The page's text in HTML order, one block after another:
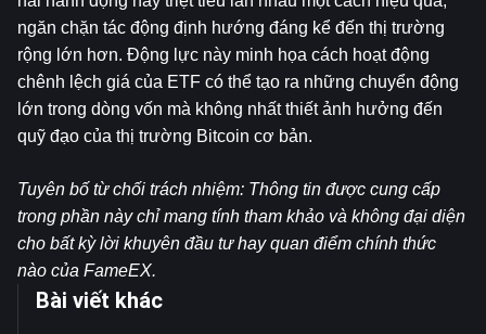
ngăn chặn tác động định hướng đáng kể đến thị trường
rộng lớn hơn. Động lực này minh họa cách hoạt động
chênh lệch giá của ETF có thể tạo ra những chuyển động
lớn trong dòng vốn mà không nhất thiết ảnh hưởng đến
quỹ đạo của thị trường Bitcoin cơ bản.
Tuyên bố từ chối trách nhiệm: Thông tin được cung cấp
trong phần này chỉ mang tính tham khảo và không đại diện
cho bất kỳ lời khuyên đầu tư hay quan điểm chính thức
nào của FameEX.
Bài viết khác